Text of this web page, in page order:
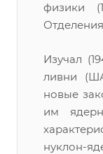
физики
Изучал
ливни
новые
им
нуклон-